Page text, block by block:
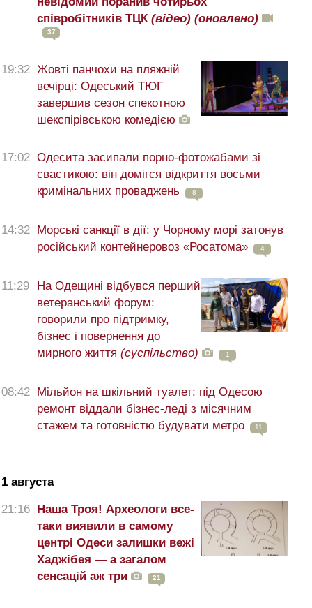
співробітників ТЦК (відео) (оновлено)
37
19:32 Жовті панчохи на пляжній
вечірці: Одеський ТЮГ
завершив сезон спекотною
шекспірівською комедією
17:02 Одесита засипали порно-фотожабами зі
свастикою: він домігся відкриття восьми
кримінальних проваджень
8
14:32
Морські санкції в дії: у Чорному морі затонув
російський контейнеровоз «Росатома»
4
11:29
На Одещині відбувся перший
ветеранський форум:
говорили про підтримку,
бізнес і повернення до
мирного життя (суспільство) 1
08:42
Мільйон на шкільний туалет: під Одесою
ремонт віддали бізнес-леді з місячним
стажем та готовністю будувати метро
11
1 августа
21:16
Наша Троя! Археологи все-
таки виявили в самому
центрі Одеси залишки вежі
Хаджібея — а загалом
сенсацій аж три
21